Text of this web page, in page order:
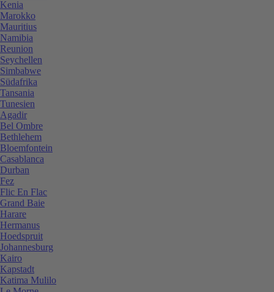
Kenia
Marokko
Mauritius
Namibia
Reunion
Seychellen
Simbabwe
Südafrika
Tansania
Tunesien
Agadir
Bel Ombre
Bethlehem
Bloemfontein
Casablanca
Durban
Fez
Flic En Flac
Grand Baie
Harare
Hermanus
Hoedspruit
Johannesburg
Kairo
Kapstadt
Katima Mulilo